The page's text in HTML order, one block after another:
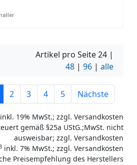
Artikel pro Seite24 |
48 | 96 | alle
2 3 4 5 Nächste
inkl. 19% MwSt.; zzgl. Versandkosten
gemäß §25a UStG.;MwSt. nicht
ausweisbar; zzgl. Versandkosten
inkl. 7% MwSt.; zzgl. Versandkosten
Preisempfehlung des Herstellers